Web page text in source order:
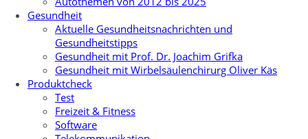
Gesundheit
Aktuelle Gesundheitsnachrichten und
Gesundheitstipps
Gesundheit mit Prof. Dr. Joachim Grifka
Gesundheit mit Wirbelsäulenchirurg Oliver Käs
Produktcheck
Test
Freizeit & Fitness
Software